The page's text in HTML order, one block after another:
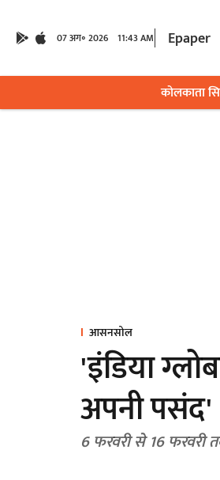
07 अग॰ 2026 11:43 AM Epaper
कोलकाता
आसनसोल
'इंडिया
अपनी पसंद'